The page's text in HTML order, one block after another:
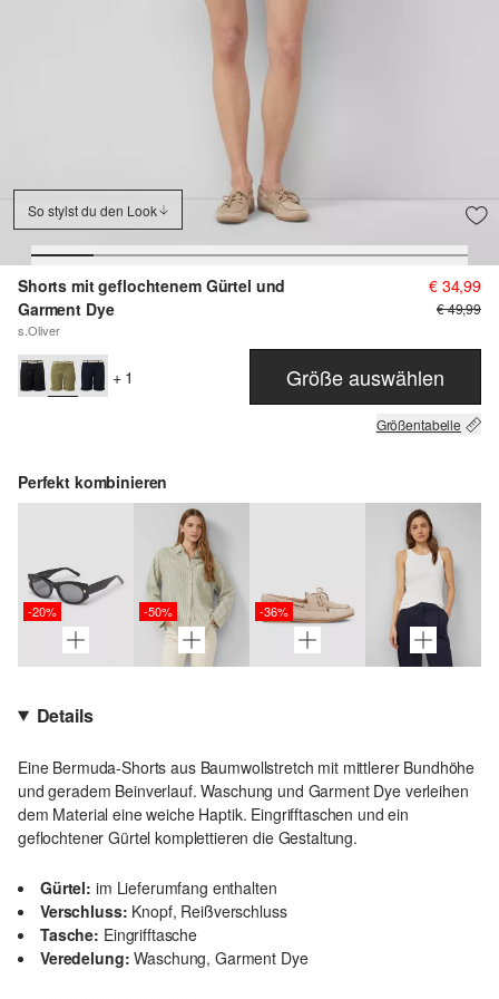
So stylst du den Look
Shorts mit geflochtenem Gürtel und
Garment Dye
s.Oliver
€ 34,99
€ 49,99
+ 1 Größe auswählen
Größentabelle
Perfekt kombinieren
-20% -50% -36%
Details
Eine Bermuda-Shorts aus Baumwollstretch mit mittlerer Bundhöhe
und geradem Beinverlauf. Waschung und Garment Dye verleihen
dem Material eine weiche Haptik. Eingrifftaschen und ein
geflochtener Gürtel komplettieren die Gestaltung.
Gürtel: im Lieferumfang enthalten
Verschluss: Knopf, Reißverschluss
Tasche: Eingrifftasche
Veredelung: Waschung, Garment Dye